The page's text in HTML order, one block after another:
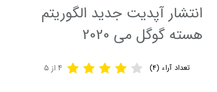
انتشار آپدیت جدید الگوریتم
هسته گوگل می 2020
تعداد آراء (4
)
4 از 5